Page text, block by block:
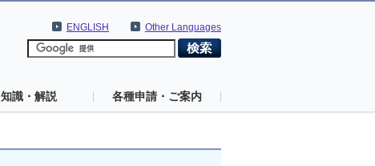
Other Languages
ENGLISH
知識・解説 各種申請・ご案内